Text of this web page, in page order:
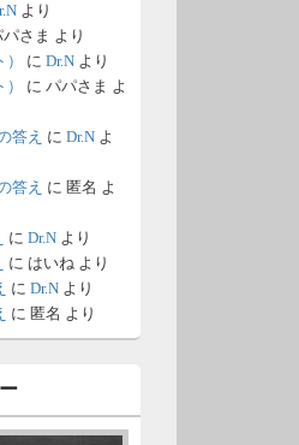
、6月18
訳あり
でメン
本日分
せん。
頃にな
訳ござ
より
さま より
に Dr.N より
に パパさま よ
答え に Dr.N よ
答え に 匿名 よ
に Dr.N より
に はいね より
に Dr.N より
に 匿名 より